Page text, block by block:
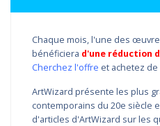
Chaque mois, l'une des
bénéficiera d'une réduction
Cherchez l'offre et achetez
ArtWizard présente les plus
contemporains du 20e siècle
d'articles d'ArtWizard sur les